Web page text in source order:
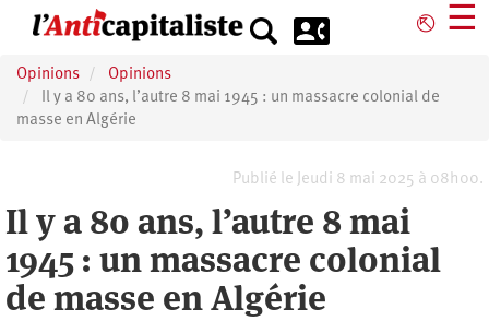
principal
⎋ ☰
Opinions
Opinions
Il y a 80 ans, l’autre 8 mai 1945 : un massacre colonial de
masse en Algérie
Publié le Jeudi 8 mai 2025 à 08h00.
Il y a 80 ans, l’autre 8 mai
1945 : un massacre colonial
de masse en Algérie